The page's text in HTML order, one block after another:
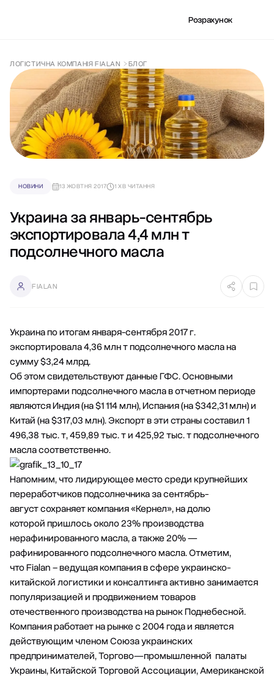
Розрахунок
ЛОГІСТИЧНА КОМПАНІЯ FIALAN БЛОГ
НОВИНИ 13 ЖОВТНЯ 2017 1 ХВ ЧИТАННЯ
Украина за январь-сентябрь
экспортировала 4,4 млн т
подсолнечного масла
FIALAN
Украина по итогам января-сентября 2017 г.
экспортировала 4,36 млн т подсолнечного масла на
сумму $3,24 млрд.
Об этом свидетельствуют данные ГФС. Основными
импортерами подсолнечного масла в отчетном периоде
являются Индия (на $1 114 млн), Испания (на $342,31 млн) и
Китай (на $317,03 млн). Экспорт в эти страны составил 1
496,38 тыс. т, 459,89 тыс. т и 425,92 тыс. т подсолнечного
масла соответственно.
Напомним, что лидирующее место среди крупнейших
переработчиков подсолнечника за сентябрь-
август сохраняет компания «Кернел», на долю
которой пришлось около 23% производства
нерафинированного масла, а также 20% —
рафинированного подсолнечного масла. Отметим,
чтоFialan– ведущая компания в сфере украинско-
китайской логистики и консалтинга активно занимается
популяризацией и продвижением товаров
отечественного производства на рынок Поднебесной.
Компания работает на рынке с 2004 года и является
действующим членом Союза украинских
предпринимателей, Торгово—промышленной палаты
Украины, Китайской Торговой Ассоциации, Американской